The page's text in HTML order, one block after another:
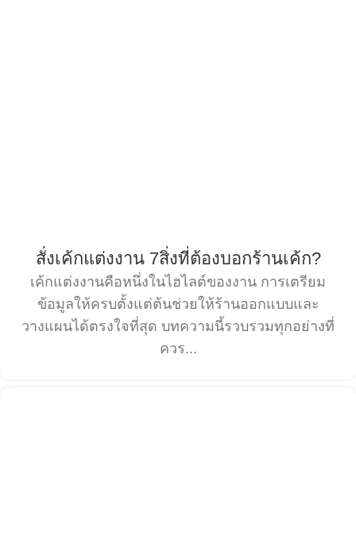
สั่งเค้กแต่งงาน 7สิ่งที่ต้องบอกร้านเค้ก?
เค้กแต่งงานคือหนึ่งในไฮไลต์ของงาน การเตรียม
ข้อมูลให้ครบตั้งแต่ต้นช่วยให้ร้านออกแบบและ
วางแผนได้ตรงใจที่สุด บทความนี้รวบรวมทุกอย่างที่
ควร...